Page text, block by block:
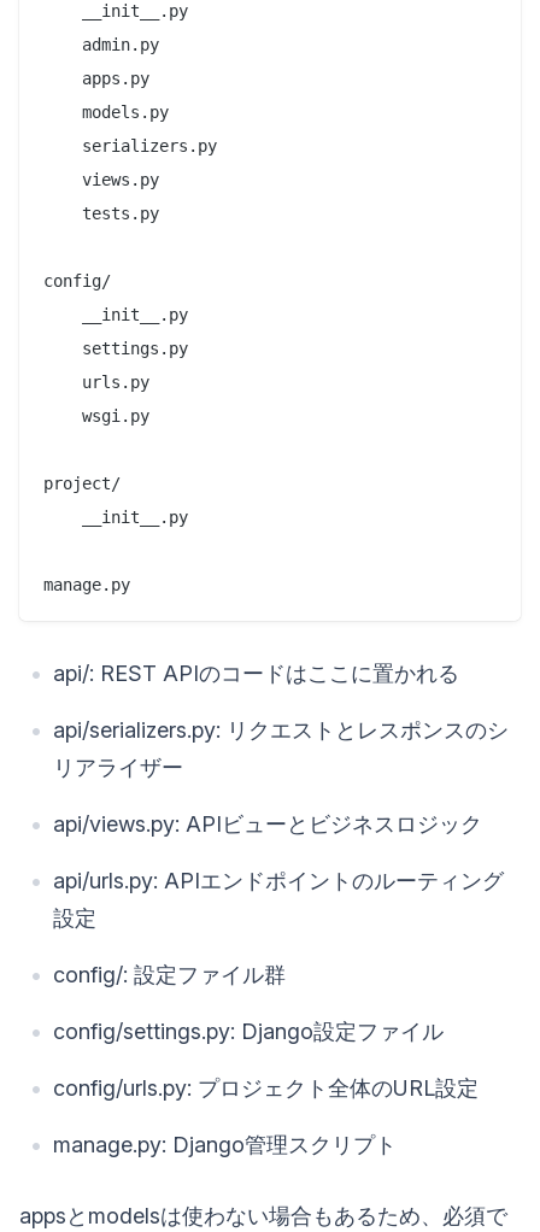
    __init__.py
    admin.py
    apps.py
    models.py
    serializers.py
    views.py
    tests.py
config/
    __init__.py
    settings.py
    urls.py
    wsgi.py
project/
    __init__.py
api/: REST APIのコードはここに置かれる
api/serializers.py: リクエストとレスポンスのシ
リアライザー
api/views.py: APIビューとビジネスロジック
api/urls.py: APIエンドポイントのルーティング
設定
config/: 設定ファイル群
config/settings.py: Django設定ファイル
config/urls.py: プロジェクト全体のURL設定
manage.py: Django管理スクリプト
appsとmodelsは使わない場合もあるため、必須で